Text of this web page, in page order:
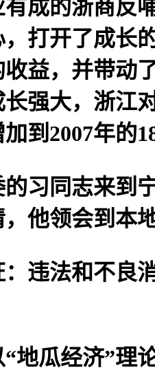
成的浙商反
打开了成长
益，并带动
强大，浙江
到2007年的
同志来到
他领会到本
法和不良
瓜经济”理